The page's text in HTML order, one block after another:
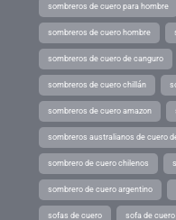
sombreros de cuero para hombre
sombreros de cuero hombre
sombreros de cuero de canguro
sombreros de cuero chillán
sombreros de cuero amazon
sombreros australianos de cuero
sombrero de cuero chilenos
sombrero de cuero argentino
sofas de cuero sofa de cuero